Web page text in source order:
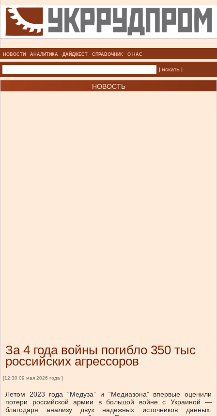
НОВОСТИ АНАЛИТИКА ДАЙДЖЕСТ СПРАВОЧНИК О НАС
| искать |
НОВОСТЬ
За 4 года войны погибло 350 тыс
российских агрессоров
[12:30 09 мая 2026 года ]
Летом 2023 года “Медуза” и “Медиазона” впервые оценили
потери российской армии в большой войне с Украиной —
благодаря анализу двух надежных источников данных: